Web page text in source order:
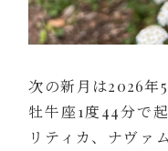
次の新月は2026年
牡牛座1度44分で
リティカ、ナヴァ